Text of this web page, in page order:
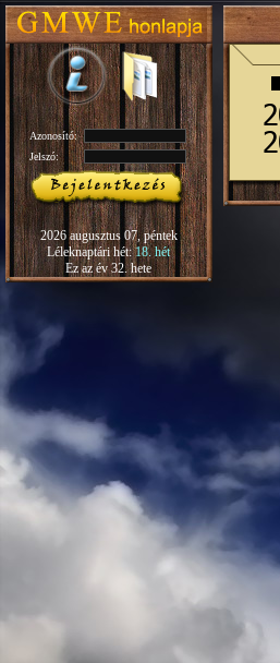
Azonosító:
Jelszó:
2026 augusztus 07, péntek
Léleknaptári hét:18. hét
Ez az év 32. hete